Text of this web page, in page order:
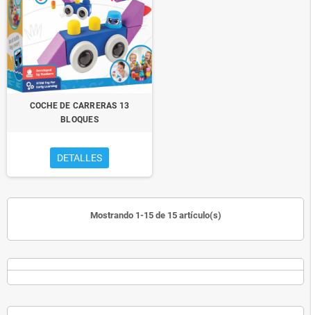
COCHE DE CARRERAS 13
BLOQUES
DETALLES
Mostrando 1-15 de 15 artículo(s)